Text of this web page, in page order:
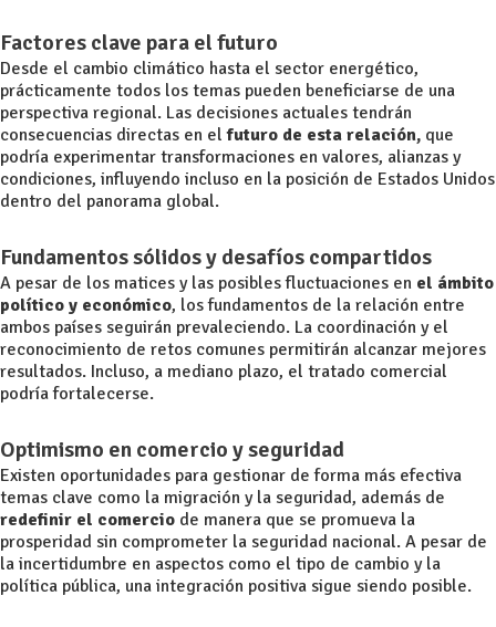
Factores clave para el futuro
Desde el cambio climático hasta el sector energético,
prácticamente todos los temas pueden beneficiarse de una
perspectiva regional. Las decisiones actuales tendrán
consecuencias directas en elfuturo de esta relación, que
podría experimentar transformaciones en valores, alianzas y
condiciones, influyendo incluso en la posición de Estados Unidos
dentro del panorama global.
Fundamentos sólidos y desafíos compartidos
A pesar de los matices y las posibles fluctuaciones en el ámbito
político y económico, los fundamentos de la relación entre
ambos países seguirán prevaleciendo. La coordinación y el
reconocimiento de retos comunes permitirán alcanzar mejores
resultados. Incluso, a mediano plazo, el tratado comercial
podría fortalecerse.
Optimismo en comercio y seguridad
Existen oportunidades para gestionar de forma más efectiva
temas clave como la migración y la seguridad, además de
redefinir el comercio de manera que se promueva la
prosperidad sin comprometer la seguridad nacional. A pesar de
la incertidumbre en aspectos como el tipo de cambio y la
política pública, una integración positiva sigue siendo posible.